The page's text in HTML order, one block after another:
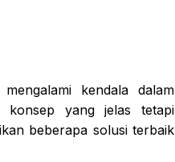
kendala dalam
konsep yang jelas tetapi
beberapa solusi terbaik